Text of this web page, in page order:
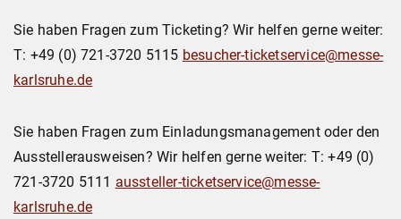
Sie haben Fragen zum Ticketing? Wir helfen gerne weiter:
T: +49 (0) 721-3720 5115 besucher-ticketservice@messe-
karlsruhe.de
Sie haben Fragen zum Einladungsmanagement oder den
Ausstellerausweisen? Wir helfen gerne weiter: T: +49 (0)
721-3720 5111 aussteller-ticketservice@messe-
karlsruhe.de